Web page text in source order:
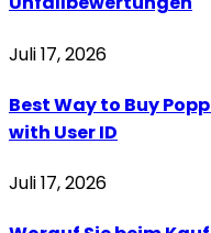
Juli 17, 2026
Best Way to Buy
with User ID
Juli 17, 2026